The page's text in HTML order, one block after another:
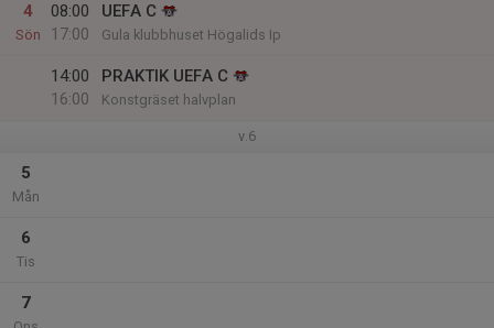
4
Sön
08:00
17:00
UEFA C
Gula klubbhuset Högalids Ip
14:00
16:00
PRAKTIK UEFA C
Konstgräset halvplan
v.6
5
Mån
6
Tis
7